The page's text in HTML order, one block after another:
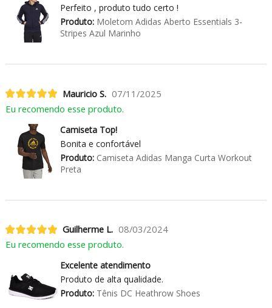
Perfeito , produto tudo certo !
Produto:Moletom Adidas Aberto Essentials 3-
Stripes Azul Marinho
Mauricio S. 07/11/2025
Eu recomendo esse produto.
Camiseta Top!
Bonita e confortável
Produto:Camiseta Adidas Manga Curta Workout
Preta
Guilherme L. 08/03/2024
Eu recomendo esse produto.
Excelente atendimento
Produto de alta qualidade.
Produto:Tênis DC Heathrow Shoes